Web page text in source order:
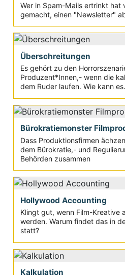
Wer in Spam-Mails ertrinkt hat
gemacht, einen "Newsletter"
Überschreitungen
Es gehört zu den
Produzent*Innen,- wenn die
dem Ruder laufen. Wie kann
Bürokratiemonster
Dass Produktionsfirmen
dem Bürokratie,- und
Behörden zusammen
Hollywood Accounting
Klingt gut, wenn Film-Kreative
werden. Warum findet das in
statt?
Kalkulation